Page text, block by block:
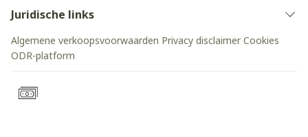
Juridische links
Algemene verkoopsvoorwaarden Privacy disclaimer Cookies
ODR-platform